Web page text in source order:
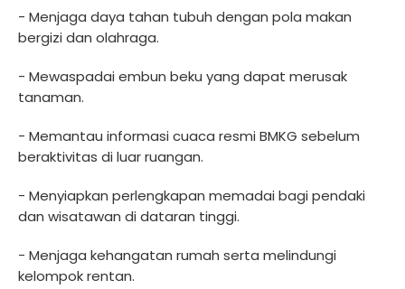
- Menjaga daya tahan tubuh dengan pola makan
bergizi dan olahraga.
- Mewaspadai embun beku yang dapat merusak
tanaman.
- Memantau informasi cuaca resmi BMKG sebelum
beraktivitas di luar ruangan.
- Menyiapkan perlengkapan memadai bagi pendaki
dan wisatawan di dataran tinggi.
- Menjaga kehangatan rumah serta melindungi
kelompok rentan.